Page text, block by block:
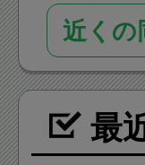
近くの
最